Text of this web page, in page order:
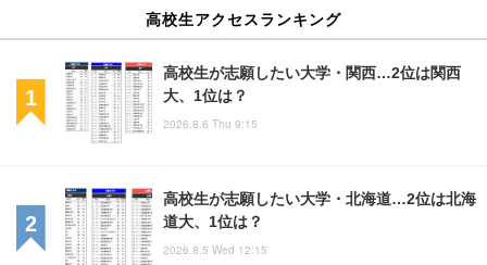
高校生アクセスランキング
高校生が志願したい大学・関西…2位は関西
大、1位は？
2026.8.6 Thu 9:15
高校生が志願したい大学・北海道…2位は北海
道大、1位は？
2026.8.5 Wed 12:15